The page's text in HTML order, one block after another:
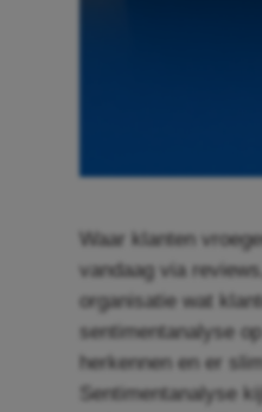
Waar klanten
vandaag via
organisatie wat
sentimentanalyse
herkennen en er
Sentimentanalyse